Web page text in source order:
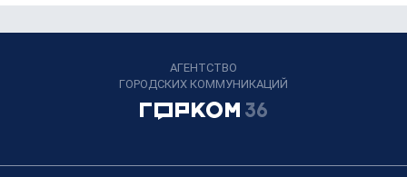
АГЕНТСТВО
ГОРОДСКИХ КОММУНИКАЦИЙ